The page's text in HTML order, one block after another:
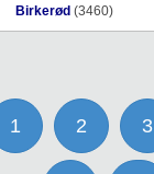
Birkerød (3460)
1 2 3